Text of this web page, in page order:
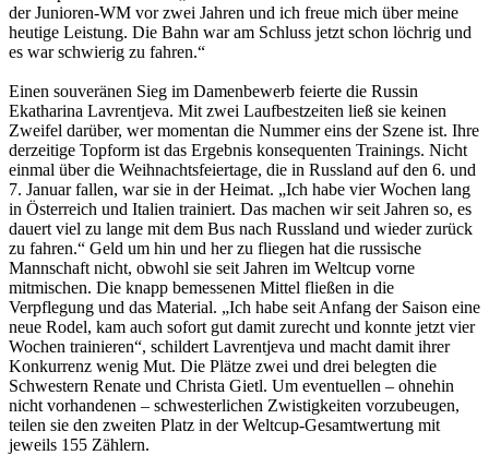
der Junioren-WM vor zwei Jahren und ich freue mich über meine
heutige Leistung. Die Bahn war am Schluss jetzt schon löchrig und
es war schwierig zu fahren.“
Einen souveränen Sieg im Damenbewerb feierte die Russin
Ekatharina Lavrentjeva. Mit zwei Laufbestzeiten ließ sie keinen
Zweifel darüber, wer momentan die Nummer eins der Szene ist. Ihre
derzeitige Topform ist das Ergebnis konsequenten Trainings. Nicht
einmal über die Weihnachtsfeiertage, die in Russland auf den 6. und
7. Januar fallen, war sie in der Heimat. „Ich habe vier Wochen lang
in Österreich und Italien trainiert. Das machen wir seit Jahren so, es
dauert viel zu lange mit dem Bus nach Russland und wieder zurück
zu fahren.“ Geld um hin und her zu fliegen hat die russische
Mannschaft nicht, obwohl sie seit Jahren im Weltcup vorne
mitmischen. Die knapp bemessenen Mittel fließen in die
Verpflegung und das Material. „Ich habe seit Anfang der Saison eine
neue Rodel, kam auch sofort gut damit zurecht und konnte jetzt vier
Wochen trainieren“, schildert Lavrentjeva und macht damit ihrer
Konkurrenz wenig Mut. Die Plätze zwei und drei belegten die
Schwestern Renate und Christa Gietl. Um eventuellen – ohnehin
nicht vorhandenen – schwesterlichen Zwistigkeiten vorzubeugen,
teilen sie den zweiten Platz in der Weltcup-Gesamtwertung mit
jeweils 155 Zählern.